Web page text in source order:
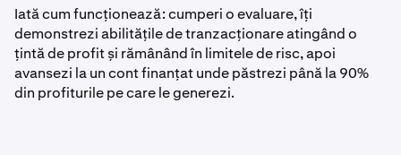
Iată cum funcționează: cumperi o evaluare, îți
demonstrezi abilitățile de tranzacționare atingând o
țintă de profit și rămânând în limitele de risc, apoi
avansezi la un cont finanțat unde păstrezi până la 90%
din profiturile pe care le generezi.